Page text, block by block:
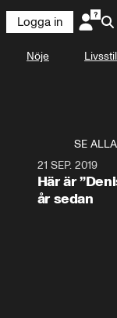
Logga in
Nöje Livsstil
SE ALLA
21 SEP. 2019
Här är
år sedan